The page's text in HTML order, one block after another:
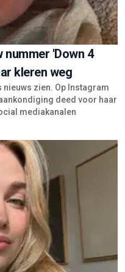
nummer 'Down 4
kleren weg
nieuws zien. Op Instagram
deed voor haar
mediakanalen